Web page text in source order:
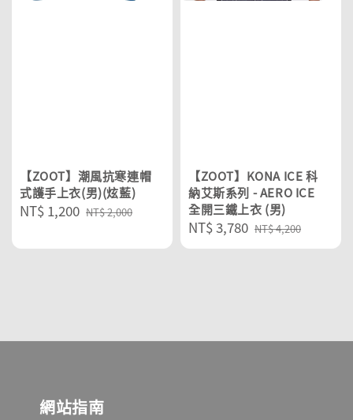
【ZOOT】潮風抗寒連帽
式護手上衣(男)(炫藍)
Sale
NT$ 1,200 Regular
NT$ 2,000
【ZOOT】KONA ICE 科
納艾斯系列 - AERO ICE
全開三鐵上衣 (男)
Sale
price
NT$ 3,780 Regular
price
NT$ 4,200
網站指南